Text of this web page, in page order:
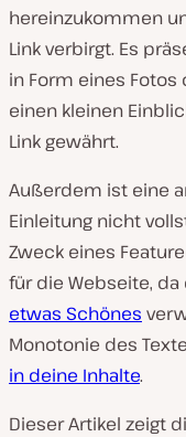
hereinzukommen
Link verbirgt. Es
in Form eines Fotos
einen kleinen
Link gewährt.
Außerdem ist eine
Einleitung nicht
Zweck eines
für die Webseite,
etwas Schönes
Monotonie des
in deine Inhalte.
Dieser Artikel zeigt